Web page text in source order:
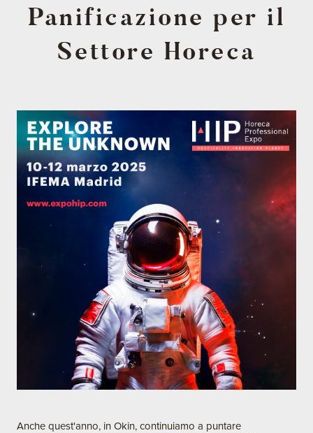
Panificazione per il
Settore Horeca
Anche quest'anno, in Okin, continuiamo a puntare